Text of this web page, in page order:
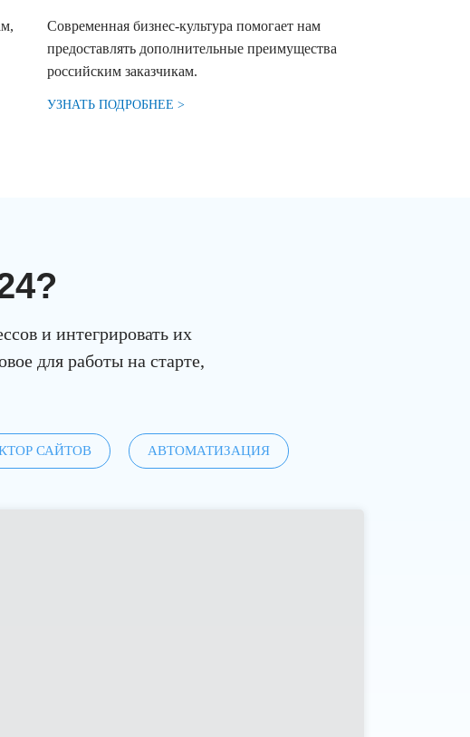
Современная бизнес-культура помогает нам
предоставлять дополнительные преимущества
российским заказчикам.
УЗНАТЬ ПОДРОБНЕЕ >
?
и интегрировать их
для работы на старте,
САЙТОВ АВТОМАТИЗАЦИЯ